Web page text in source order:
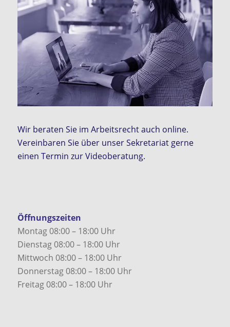
Wir beraten Sie im Arbeitsrecht auch online.
Vereinbaren Sie über unser Sekretariat gerne
einen Termin zur Videoberatung.
Öffnungszeiten
Montag 08:00 – 18:00 Uhr
Dienstag 08:00 – 18:00 Uhr
Mittwoch 08:00 – 18:00 Uhr
Donnerstag 08:00 – 18:00 Uhr
Freitag 08:00 – 18:00 Uhr